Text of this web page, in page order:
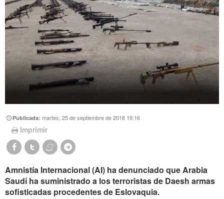
Publicada:martes, 25 de septiembre de 2018 19:16
Imprimir
Amnistía Internacional (AI) ha denunciado que Arabia
Saudí ha suministrado a los terroristas de Daesh armas
sofisticadas procedentes de Eslovaquia.